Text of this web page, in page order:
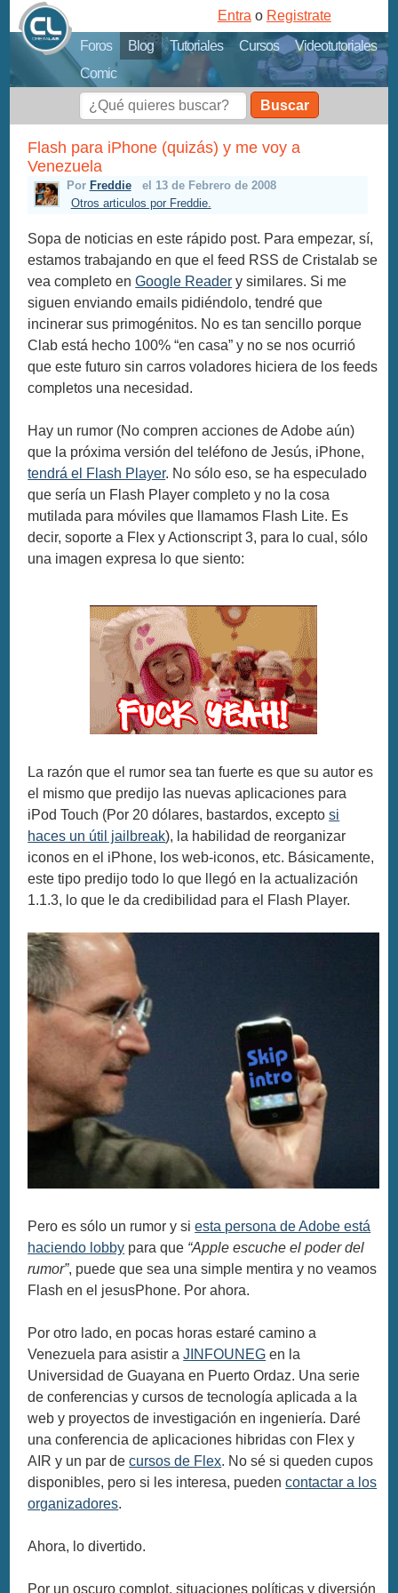
Foros Blog Tutoriales Cursos
Videotutoriales
Comic
Entra o Registrate
Buscar
Flash para iPhone (quizás) y me voy a
Venezuela
Por Freddie
el 13 de Febrero de 2008
Otros articulos por Freddie.
Sopa de noticias en este rápido post. Para empezar, sí,
estamos trabajando en que el feed RSS de Cristalab se
vea completo enGoogle Reader y similares. Si me
siguen enviando emails pidiéndolo, tendré que
incinerar sus primogénitos. No es tan sencillo porque
Clab está hecho 100% “en casa” y no se nos ocurrió
que este futuro sin carros voladores hiciera de los feeds
completos una necesidad.
Hay un rumor (No compren acciones de Adobe aún)
que la próxima versión del teléfono de Jesús, iPhone,
tendrá el Flash Player. No sólo eso, se ha especulado
que sería un Flash Player completo y no la cosa
mutilada para móviles que llamamos Flash Lite. Es
decir, soporte a Flex y Actionscript 3, para lo cual, sólo
una imagen expresa lo que siento:
La razón que el rumor sea tan fuerte es que su autor es
el mismo que predijo las nuevas aplicaciones para
iPod Touch (Por 20 dólares, bastardos, exceptosi
haces un útil jailbreak), la habilidad de reorganizar
iconos en el iPhone, los web-iconos, etc. Básicamente,
este tipo predijo todo lo que llegó en la actualización
1.1.3, lo que le da credibilidad para el Flash Player.
Pero es sólo un rumor y siesta persona de Adobe está
haciendo lobby para que “Apple escuche el poder del
rumor”, puede que sea una simple mentira y no veamos
Flash en el jesusPhone. Por ahora.
Por otro lado, en pocas horas estaré camino a
Venezuela para asistir aJINFOUNEG en la
Universidad de Guayana en Puerto Ordaz. Una serie
de conferencias y cursos de tecnología aplicada a la
web y proyectos de investigación en ingeniería. Daré
una conferencia de aplicaciones hibridas con Flex y
AIR y un par decursos de Flex. No sé si queden cupos
disponibles, pero si les interesa, puedencontactar a los
organizadores.
Ahora, lo divertido.
Por un oscuro complot, situaciones políticas y diversión